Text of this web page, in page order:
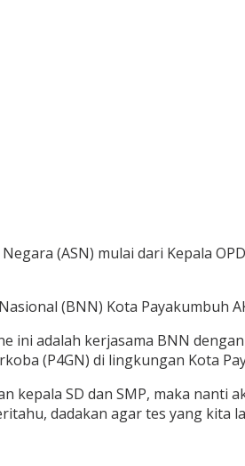
(ASN) mulai dari Kepala
(BNN) Kota Payakumbuh
ini adalah kerjasama BNN
(P4GN) di lingkungan Kota
kepala SD dan SMP, maka
dadakan agar tes yang kita